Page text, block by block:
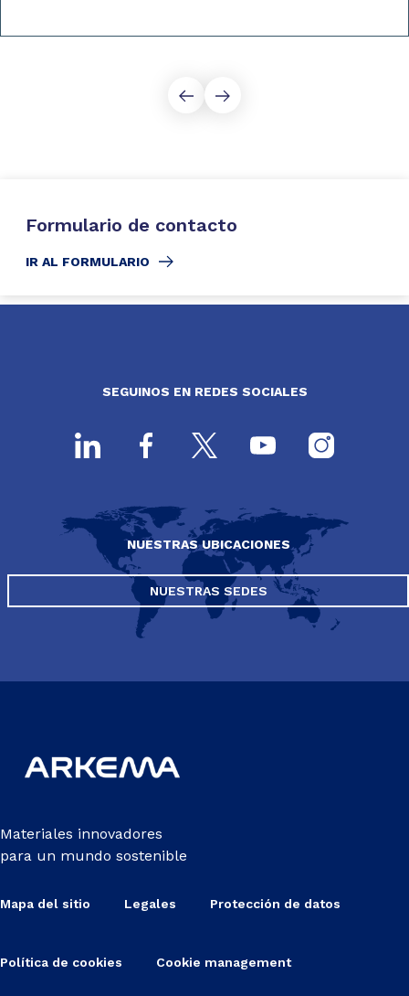
Formulario de contacto
IR AL FORMULARIO
SEGUINOS EN REDES SOCIALES
NUESTRAS UBICACIONES
NUESTRAS SEDES
Materiales innovadores
para un mundo sostenible
Mapa del sitio Legales Protección de datos
Política de cookies Cookie management